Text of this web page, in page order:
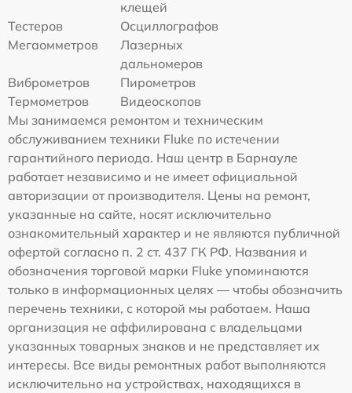
клещей
Тестеров
Осциллографов
Мегаомметров
Лазерных
дальномеров
Виброметров
Пирометров
Термометров
Видеоскопов
Мы занимаемся ремонтом и техническим
обслуживанием техники Fluke по истечении
гарантийного периода. Наш центр в Барнауле
работает независимо и не имеет официальной
авторизации от производителя. Цены на ремонт,
указанные на сайте, носят исключительно
ознакомительный характер и не являются публичной
офертой согласно п. 2 ст. 437 ГК РФ. Названия и
обозначения торговой марки Fluke упоминаются
только в информационных целях — чтобы обозначить
перечень техники, с которой мы работаем. Наша
организация не аффилирована с владельцами
указанных товарных знаков и не представляет их
интересы. Все виды ремонтных работ выполняются
исключительно на устройствах, находящихся в